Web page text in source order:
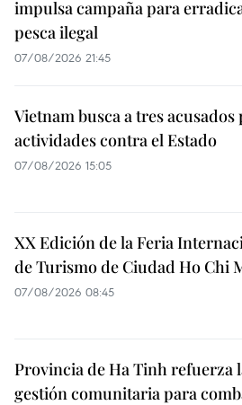
impulsa campaña para
pesca ilegal
07/08/2026 21:45
Vietnam busca a tres acusados
actividades contra el Estado
07/08/2026 15:05
XX Edición de la Feria
de Turismo de Ciudad Ho Chi
07/08/2026 08:45
Provincia de Ha Tinh refuerza
gestión comunitaria para